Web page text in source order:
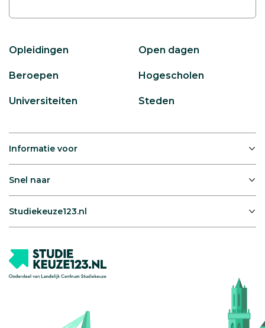
Opleidingen Open dagen
Beroepen Hogescholen
Universiteiten Steden
Informatie voor
Snel naar
Studiekeuze123.nl